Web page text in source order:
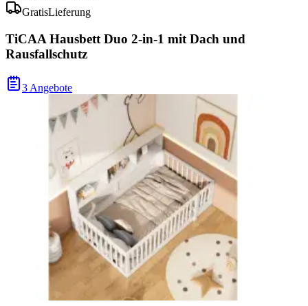
GratisLieferung
TiCAA Hausbett Duo 2-in-1 mit Dach und
Rausfallschutz
3 Angebote